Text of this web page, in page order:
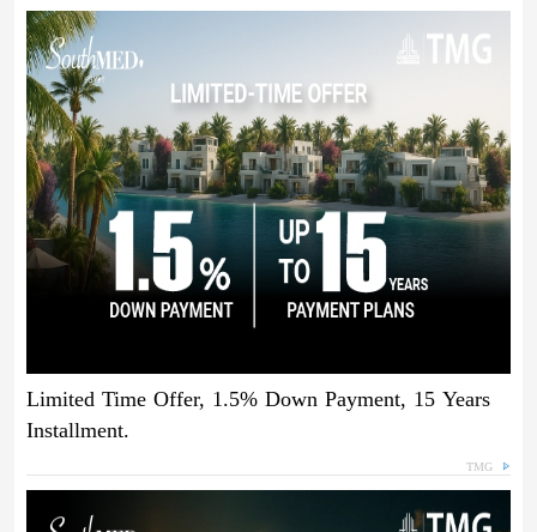
Limited Time Offer, 1.5% Down Payment, 15 Years
Installment.
TMG